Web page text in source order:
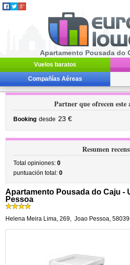
Apartamento Pousada do
Vuelos baratos
Compañías Aéreas
Partner que ofrecen
Booking desde 23 €
Resumen
Total opiniones:0
puntuación total:0
Apartamento Pousada do Caju -
Pessoa
Helena Meira Lima, 269, Joao Pessoa,